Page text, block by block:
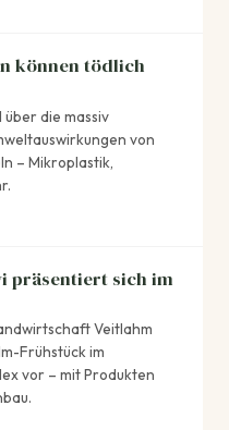
können tödlich
die massiv
von
– Mikroplastik,
präsentiert sich im
Veitlahm
Frühstück im
vor – mit Produkten